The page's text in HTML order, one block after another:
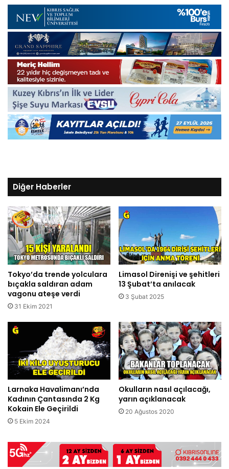
Diğer Haberler
Tokyo’da trende yolculara
bıçakla saldıran adam
vagonu ateşe verdi
31 Ekim 2021
Limasol Direnişi ve şehitleri
13 Şubat’ta anılacak
3 Şubat 2025
Larnaka Havalimanı’nda
Kadının Çantasında 2 Kg
Kokain Ele Geçirildi
5 Ekim 2024
Okulların nasıl açılacağı,
yarın açıklanacak
20 Ağustos 2020